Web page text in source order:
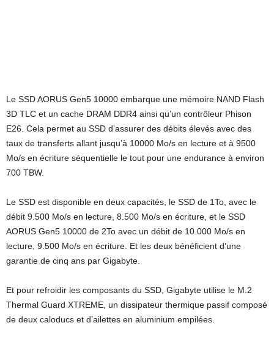
Le SSD AORUS Gen5 10000 embarque une mémoire NAND Flash
3D TLC et un cache DRAM DDR4 ainsi qu’un contrôleur Phison
E26. Cela permet au SSD d’assurer des débits élevés avec des
taux de transferts allant jusqu’à 10000 Mo/s en lecture et à 9500
Mo/s en écriture séquentielle le tout pour une endurance à environ
700 TBW.
Le SSD est disponible en deux capacités, le SSD de 1To, avec le
débit 9.500 Mo/s en lecture, 8.500 Mo/s en écriture, et le SSD
AORUS Gen5 10000 de 2To avec un débit de 10.000 Mo/s en
lecture, 9.500 Mo/s en écriture. Et les deux bénéficient d’une
garantie de cinq ans par Gigabyte.
Et pour refroidir les composants du SSD, Gigabyte utilise le M.2
Thermal Guard XTREME, un dissipateur thermique passif composé
de deux caloducs et d’ailettes en aluminium empilées.